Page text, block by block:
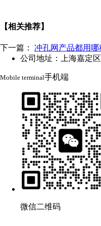
【相关推荐】
下一篇： 冲孔网产品都用哪
公司地址：上海嘉定
Mobile terminal手机端
微信二维码